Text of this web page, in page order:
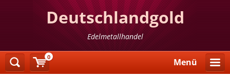
Deutschlandgold
Edelmetallhandel
Menü
0